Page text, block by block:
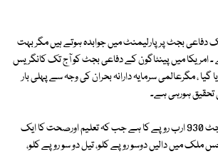
دفاعی بجٹ پر پارلیمنٹ میں جوابدہ ہوتے ہیں مگر بہت
امریکا میں پینٹاگون کے دفاعی بجٹ کو آج تک کانگریس
گیا ، مگرعالمی سرمایہ دارانہ بحران کی وجہ سے پہلی بار
تحقیق ہورہی ہے۔
اس بار پاکستان کا جنگی بجٹ 930 ارب روپے کا ہے جب کہ تعلیم اورصحت کا ایک
ملک میں دالیں دوسو رو پے کلو، تیل دو سو روپے کلو،